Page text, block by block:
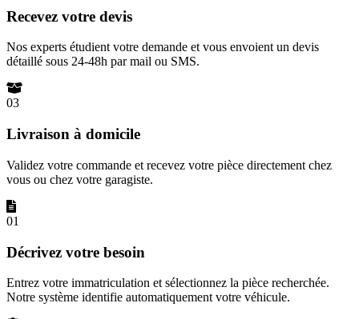
Recevez votre devis
Nos experts étudient votre demande et vous envoient un devis
détaillé sous 24-48h par mail ou SMS.
03
Livraison à domicile
Validez votre commande et recevez votre pièce directement chez
vous ou chez votre garagiste.
01
Décrivez votre besoin
Entrez votre immatriculation et sélectionnez la pièce recherchée.
Notre système identifie automatiquement votre véhicule.